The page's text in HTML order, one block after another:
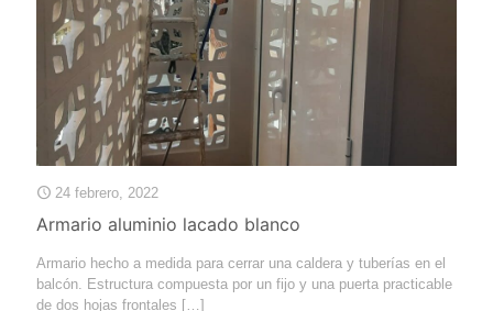
24 febrero, 2022
Armario aluminio lacado blanco
Armario hecho a medida para cerrar una caldera y tuberías en el
balcón. Estructura compuesta por un fijo y una puerta practicable
de dos hojas frontales […]